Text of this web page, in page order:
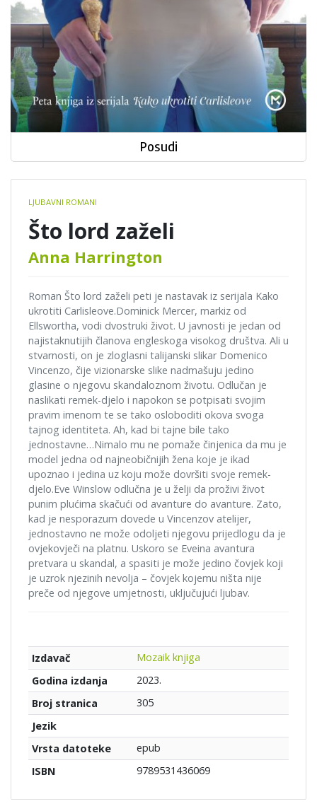
details
LJUBAVNI ROMANI
Što lord zaželi
Anna Harrington
Roman Što lord zaželi peti je nastavak iz serijala Kako
ukrotiti Carlisleove.Dominick Mercer, markiz od
Ellswortha, vodi dvostruki život. U javnosti je jedan od
najistaknutijih članova engleskoga visokog društva. Ali u
stvarnosti, on je zloglasni talijanski slikar Domenico
Vincenzo, čije vizionarske slike nadmašuju jedino
glasine o njegovu skandaloznom životu. Odlučan je
naslikati remek-djelo i napokon se potpisati svojim
pravim imenom te se tako osloboditi okova svoga
tajnog identiteta. Ah, kad bi tajne bile tako
jednostavne…Nimalo mu ne pomaže činjenica da mu je
model jedna od najneobičnijih žena koje je ikad
upoznao i jedina uz koju može dovršiti svoje remek-
djelo.Eve Winslow odlučna je u želji da proživi život
punim plućima skačući od avanture do avanture. Zato,
kad je nesporazum dovede u Vincenzov atelijer,
jednostavno ne može odoljeti njegovu prijedlogu da je
ovjekovječi na platnu. Uskoro se Eveina avantura
pretvara u skandal, a spasiti je može jedino čovjek koji
je uzrok njezinih nevolja – čovjek kojemu ništa nije
preče od njegove umjetnosti, uključujući ljubav.
Izdavač
Mozaik knjiga
Godina izdanja
2023.
Broj stranica
305
Jezik
Vrsta datoteke
epub
ISBN
9789531436069
Posudi